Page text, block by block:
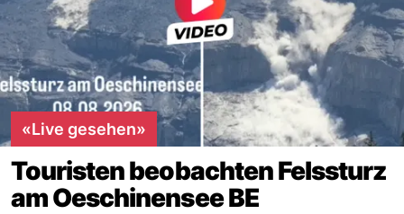
«Live gesehen»
Touristen beobachten Felssturz
am Oeschinensee BE